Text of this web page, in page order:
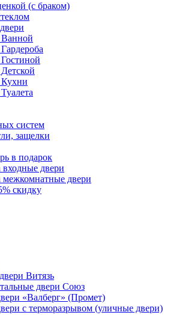
(с браком)
Ванной
Кухни
систем
защелки
в подарок
двери
двери
скидку
Витязь
двери Союз
«Валберг» (Промет)
с терморазрывом (уличные двери)